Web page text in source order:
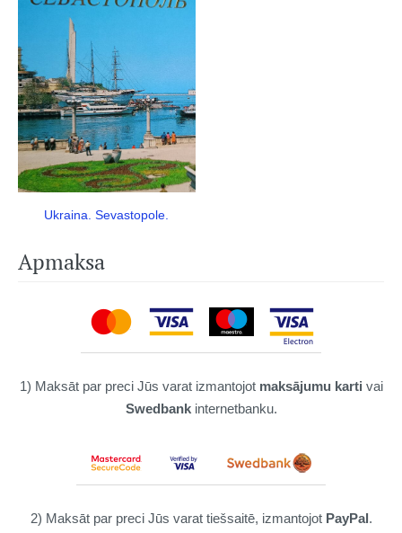
Apmaksa
1) Maksāt par preci Jūs varat izmantojot maksājumu karti vai
Swedbankinternetbanku.
2) Maksāt par preci Jūs varat tiešsaitē, izmantojot PayPal.
Ukraina. Sevastopole.